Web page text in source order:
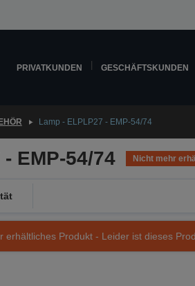
PRIVATKUNDEN GESCHÄFTSKUNDEN
Lamp - ELPLP27 - EMP-54/74
EMP-54/74 Nicht mehr
erhältliches Produkt - Leider ist dieses